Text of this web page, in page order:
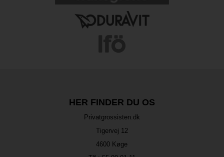
HER FINDER DU OS
Privatgrossisten.dk
Tigervej 12
4600 Køge